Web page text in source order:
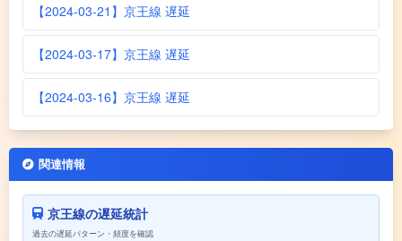
【2024-03-21】京王線 遅延
【2024-03-17】京王線 遅延
【2024-03-16】京王線 遅延
関連情報
京王線の遅延統計
過去の遅延パターン・頻度を確認